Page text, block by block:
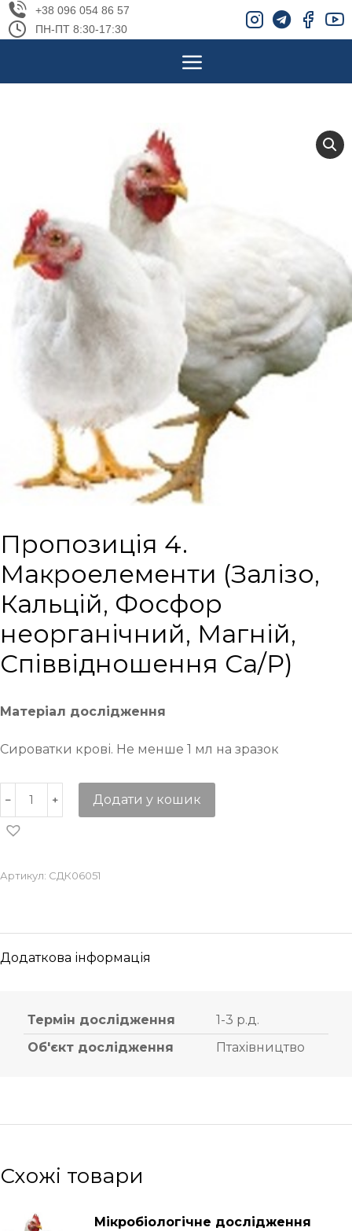
+38 096 054 86 57
ПН-ПТ 8:30-17:30
Пропозиція 4.
Макроелементи (Залізо,
Кальцій, Фосфор
неорганічний, Магній,
Співвідношення Са/Р)
Матеріал дослідження
Сироватки крові. Не менше 1 мл на зразок
Додати у кошик
Артикул: СДК06051
Додаткова інформація
Термін дослідження
1-3 р.д.
Об'єкт дослідження
Птахівництво
Схожі товари
Мікробіологічне дослідження